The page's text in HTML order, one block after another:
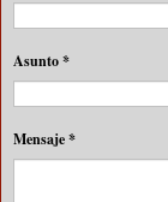
Asunto*
Mensaje*